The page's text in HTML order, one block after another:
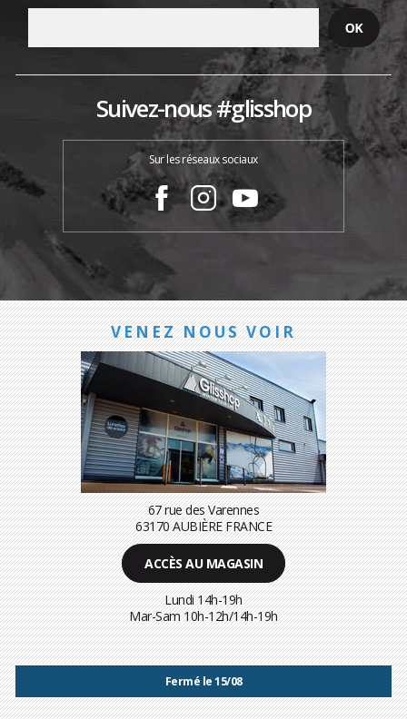
Suivez-nous #glisshop
Sur les réseaux sociaux
VENEZ NOUS VOIR
67 rue des Varennes
63170 AUBIÈRE FRANCE
ACCÈS AU MAGASIN
Lundi 14h-19h
Mar-Sam 10h-12h/14h-19h
Fermé le 15/08